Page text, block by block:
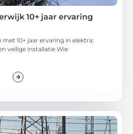
10+ jaar ervaring
10+ jaar ervaring in elektra:
veilige installatie Wie